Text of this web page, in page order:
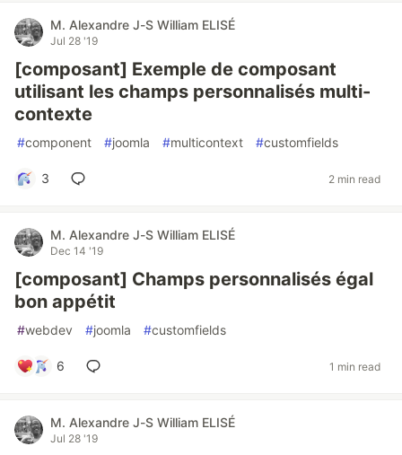
M. Alexandre J-S William ELISÉ
Jul 28 '19
[composant] Exemple de composant
utilisant les champs personnalisés multi-
contexte
#component #joomla #multicontext #customfields
3 2 min read
M. Alexandre J-S William ELISÉ
Dec 14 '19
[composant] Champs personnalisés égal
bon appétit
#webdev #joomla #customfields
6 1 min read
M. Alexandre J-S William ELISÉ
Jul 28 '19